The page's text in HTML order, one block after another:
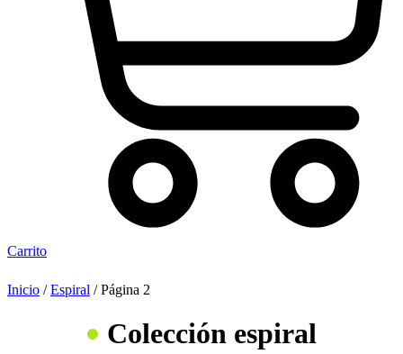
Carrito
Inicio /Espiral / Página 2
Colección espiral